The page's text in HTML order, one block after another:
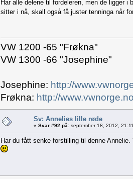
Har alle delene til fordeleren, men de ligger
sitter i nå, skall også få juster tenninga når
VW 1200 -65 "Frøkna"
VW 1300 -66 "Josephine"
Josephine: http://
Frøkna: http://
Sv: Annelies lille røde
« Svar #92 på: september 18, 2012,
Har du fått senke forstilling til denne